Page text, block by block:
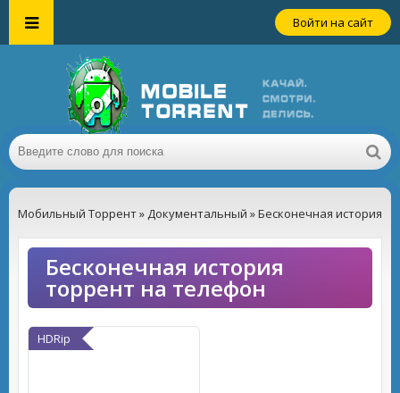
Войти на сайт
Мобильный Торрент» Документальный » Бесконечная история
Бесконечная история
торрент на телефон
HDRip